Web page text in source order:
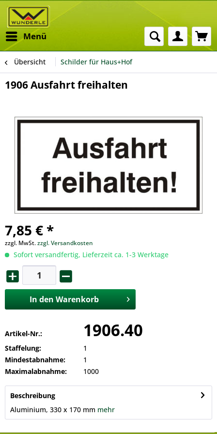
Menü
Übersicht Schilder für Haus+Hof
1906 Ausfahrt freihalten
7,85 € *
zzgl. MwSt.zzgl. Versandkosten
Sofort versandfertig, Lieferzeit ca. 1-3 Werktage
In den Warenkorb
Artikel-Nr.: 1906.40
Staffelung:
1
Mindestabnahme:
1
Maximalabnahme:
1000
Beschreibung
Aluminium, 330 x 170 mm mehr